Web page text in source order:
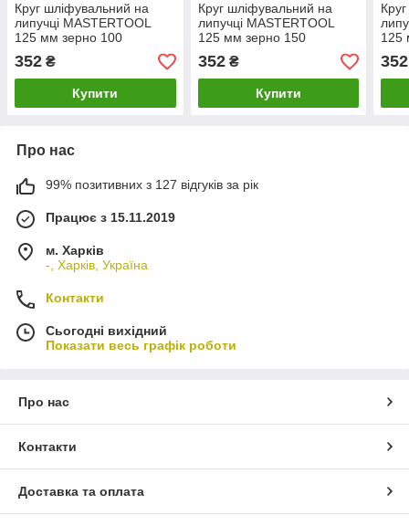
Круг шліфувальний на
липучці MASTERTOOL
125 мм зерно 100
SHOWBOX 100 шт 08-
3010PC
352 ₴
Купити
Круг шліфувальний на
липучці MASTERTOOL
125 мм зерно 150
SHOWBOX 100 шт 08-
3015PC
352₴
Купити
125
352
Про нас
99% позитивних з 127 відгуків за рік
Працює з 15.11.2019
м. Харків
-, Харків, Україна
Контакти
Сьогодні вихідний
Показати весь графік роботи
Про нас
Контакти
Доставка та оплата